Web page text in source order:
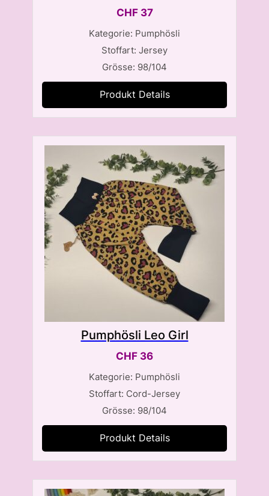
CHF37
Kategorie: Pumphösli
Stoffart: Jersey
Grösse: 98/104
Produkt Details
Pumphösli Leo Girl
CHF 36
Kategorie: Pumphösli
Stoffart: Cord-Jersey
Grösse: 98/104
Produkt Details